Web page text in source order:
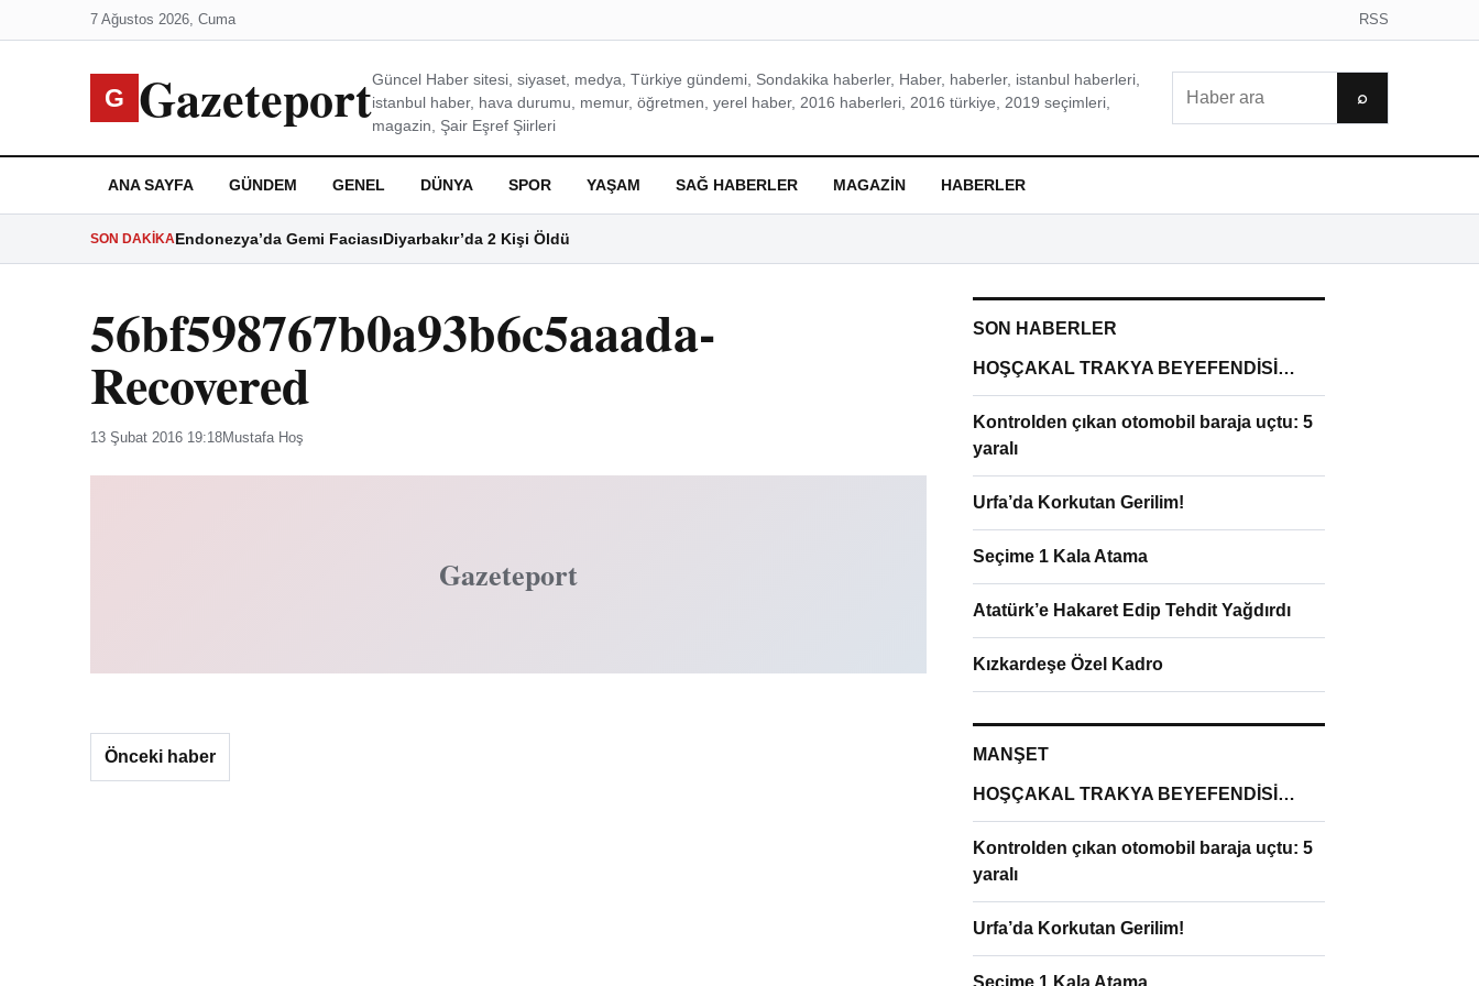
7 Ağustos 2026, Cuma RSS
G GazeteportGüncel Haber sitesi, siyaset, medya, Türkiye gündemi, Sondakika haberler, Haber, haberler, istanbul haberleri,
istanbul haber, hava durumu, memur, öğretmen, yerel haber, 2016 haberleri, 2016 türkiye, 2019 seçimleri,
magazin, Şair Eşref Şiirleri
⌕
ANA SAYFA GÜNDEM GENEL DÜNYA SPOR YAŞAM SAĞ HABERLER MAGAZIN HABERLER
SON DAKIKAEndonezya’da Gemi FaciasıDiyarbakır’da 2 Kişi Öldü
56bf598767b0a93b6c5aaada-
Recovered
13 Şubat 2016 19:18Mustafa Hoş
Gazeteport
Önceki haber
SON HABERLER
HOŞÇAKAL TRAKYA BEYEFENDİSİ…
Kontrolden çıkan otomobil baraja uçtu: 5
yaralı
Urfa’da Korkutan Gerilim!
Seçime 1 Kala Atama
Atatürk’e Hakaret Edip Tehdit Yağdırdı
Kızkardeşe Özel Kadro
MANŞET
HOŞÇAKAL TRAKYA BEYEFENDİSİ…
Kontrolden çıkan otomobil baraja uçtu: 5
yaralı
Urfa’da Korkutan Gerilim!
Seçime 1 Kala Atama